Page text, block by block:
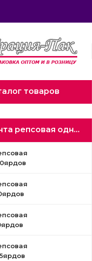
товаров
репсовая однотонная